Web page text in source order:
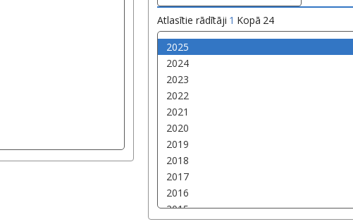
Atlasītie rādītāji 1 Kopā 24